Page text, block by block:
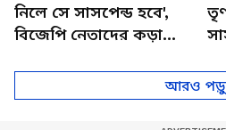
নিলে সে সাসপেন্ড হবে',
বিজেপি নেতাদের কড়া
আরও